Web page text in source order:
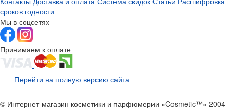
сроков годности
Мы в соцсетях
Принимаем к оплате
Перейти на полную версию сайта
© Интернет-магазин косметики и парфюмерии «Cosmetic™» 2004–